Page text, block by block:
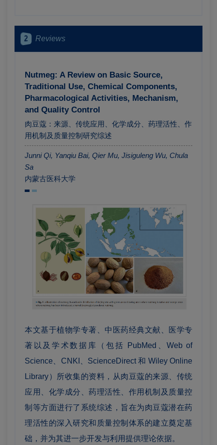
2 Reviews
Nutmeg: A Review on Basic Source,
Traditional Use, Chemical Components,
Pharmacological Activities, Mechanism,
and Quality Control
肉豆蔻：来源、传统应用、化学成分、药理活性、作
用机制及质量控制研究综述
Junni Qi, Yanqiu Bai, Qier Mu, Jisiguleng Wu, Chula
Sa
内蒙古医科大学
本文基于植物学专著、中医药经典文献、医学专
著以及学术数据库（包括 PubMed、Web of
Science、CNKI、ScienceDirect 和 Wiley Online
Library）所收集的资料，从肉豆蔻的来源、传统
应用、化学成分、药理活性、作用机制及质量控
制等方面进行了系统综述，旨在为肉豆蔻潜在药
理活性的深入研究和质量控制体系的建立奠定基
础，并为其进一步开发与利用提供理论依据。